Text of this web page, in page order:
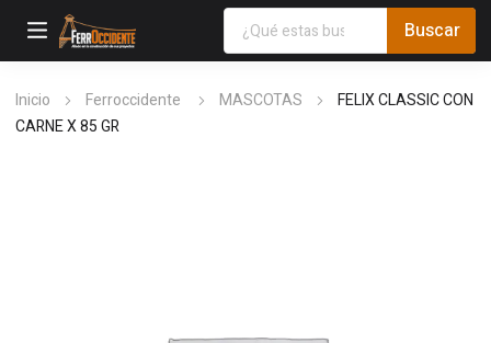
Inicio Ferroccidente MASCOTAS
FELIX CLASSIC CON
CARNE X 85 GR